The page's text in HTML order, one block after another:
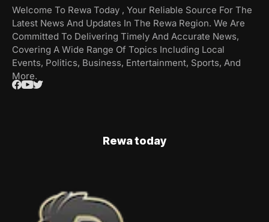
Welcome To Rewa Today , Your Reliable Source For The
Latest News And Updates In The Rewa Region. We Are
Committed To Delivering Timely And Accurate News,
Covering A Wide Range Of Topics Including Local
Events, Politics, Business, Entertainment, Sports, And
More.
Rewa today